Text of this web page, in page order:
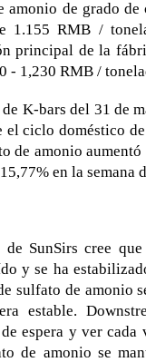
de grado de
1.155 RMB /
principal de la
- 1,230 RMB /
K-bars del 31 de
el ciclo doméstico
de amonio
en la semana
SunSirs cree
y se ha
sulfato de amonio
estable.
espera y ver cada
de amonio se